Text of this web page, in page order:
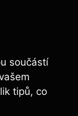
součástí
tipů, co